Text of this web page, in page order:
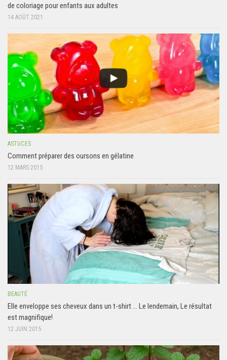
de coloriage pour enfants aux adultes
14 AOÛT 2021
ASTUCES
Comment préparer des oursons en gélatine
12 MARS 2015
BEAUTÉ
Elle enveloppe ses cheveux dans un t-shirt … Le lendemain, Le résultat
est magnifique!
12 JUIN 2015